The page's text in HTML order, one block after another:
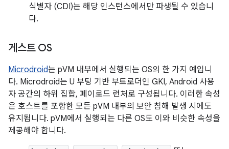
식별자 (CDI)는 해당 인스턴스에서만 파생될 수 있습니
다.
게스트 OS
Microdroid는 pVM 내부에서 실행되는 OS의 한 가지 예입니
다. Microdroid는 U 부팅 기반 부트로더인 GKI, Android 사용
자 공간의 하위 집합, 페이로드 런처로 구성됩니다. 이러한 속성
은 호스트를 포함한 모든 pVM 내부의 보안 침해 발생 시에도
유지됩니다. pVM에서 실행되는 다른 OS도 이와 비슷한 속성을
제공해야 합니다.